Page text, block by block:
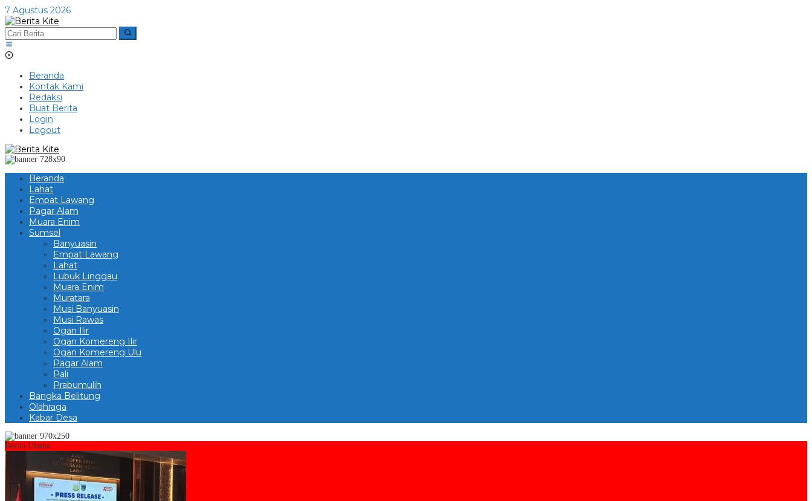
Lewati
ke
konten
7 Agustus 2026
Beranda
Kontak Kami
Redaksi
Buat Berita
Login
Logout
Beranda
Lahat
Empat Lawang
Pagar Alam
Muara Enim
Sumsel
Banyuasin
Empat Lawang
Lahat
Lubuk Linggau
Muara Enim
Muratara
Musi Banyuasin
Musi Rawas
Ogan Ilir
Ogan Komereng Ilir
Ogan Komereng Ulu
Pagar Alam
Pali
Prabumulih
Bangka Belitung
Olahraga
Kabar Desa
Berita Utama